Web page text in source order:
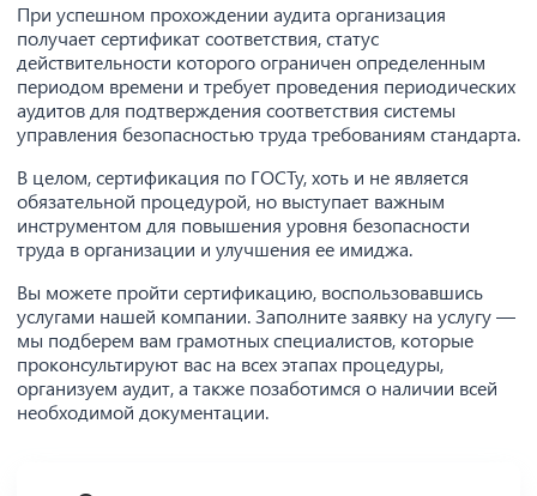
При успешном прохождении аудита организация
получает сертификат соответствия, статус
действительности которого ограничен определенным
периодом времени и требует проведения периодических
аудитов для подтверждения соответствия системы
управления безопасностью труда требованиям стандарта.
В целом, сертификация по ГОСТу, хоть и не является
обязательной процедурой, но выступает важным
инструментом для повышения уровня безопасности
труда в организации и улучшения ее имиджа.
Вы можете пройти сертификацию, воспользовавшись
услугами нашей компании. Заполните заявку на услугу —
мы подберем вам грамотных специалистов, которые
проконсультируют вас на всех этапах процедуры,
организуем аудит, а также позаботимся о наличии всей
необходимой документации.